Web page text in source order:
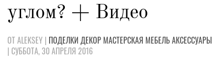
углом? + Видео
ОТ ALEKSEY | ПОДЕЛКИ ДЕКОР МАСТЕРСКАЯ МЕБЕЛЬАКСЕССУАРЫ
| СУББОТА, 30 АПРЕЛЯ 2016